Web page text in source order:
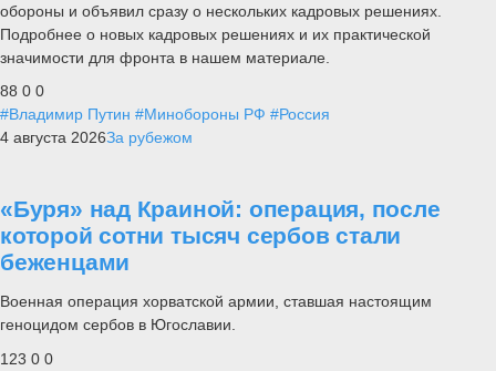
обороны и объявил сразу о нескольких кадровых решениях.
Подробнее о новых кадровых решениях и их практической
значимости для фронта в нашем материале.
88 0 0
#Владимир Путин #Минобороны РФ #Россия
4 августа 2026За рубежом
«Буря» над Краиной: операция, после
которой сотни тысяч сербов стали
беженцами
Военная операция хорватской армии, ставшая настоящим
геноцидом сербов в Югославии.
123 0 0